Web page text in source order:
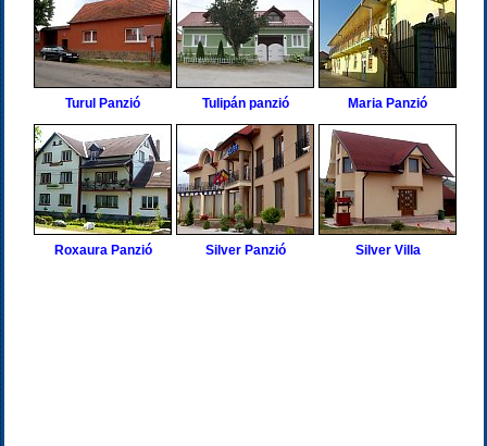
Turul Panzió Tulipán panzió Maria Panzió
Roxaura Panzió Silver Panzió Silver Villa